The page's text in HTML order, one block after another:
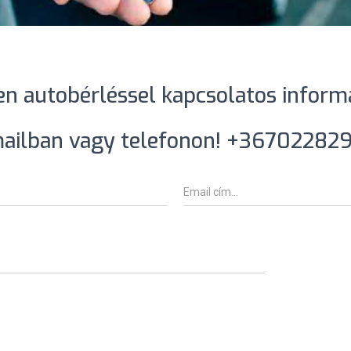
autobérléssel kapcsolatos
vagy telefonon!
m